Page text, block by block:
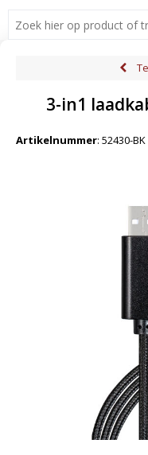
3-in1
Artikelnummer: 52430-BK